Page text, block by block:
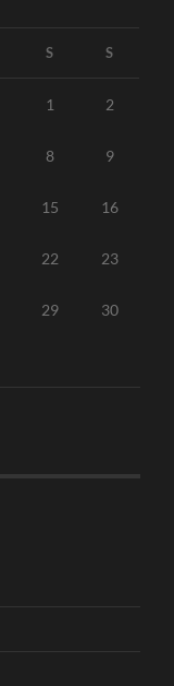
S S
1 2
8 9
15 16
22 23
29 30